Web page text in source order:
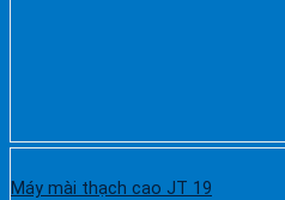
Máy mài thạch cao JT 19